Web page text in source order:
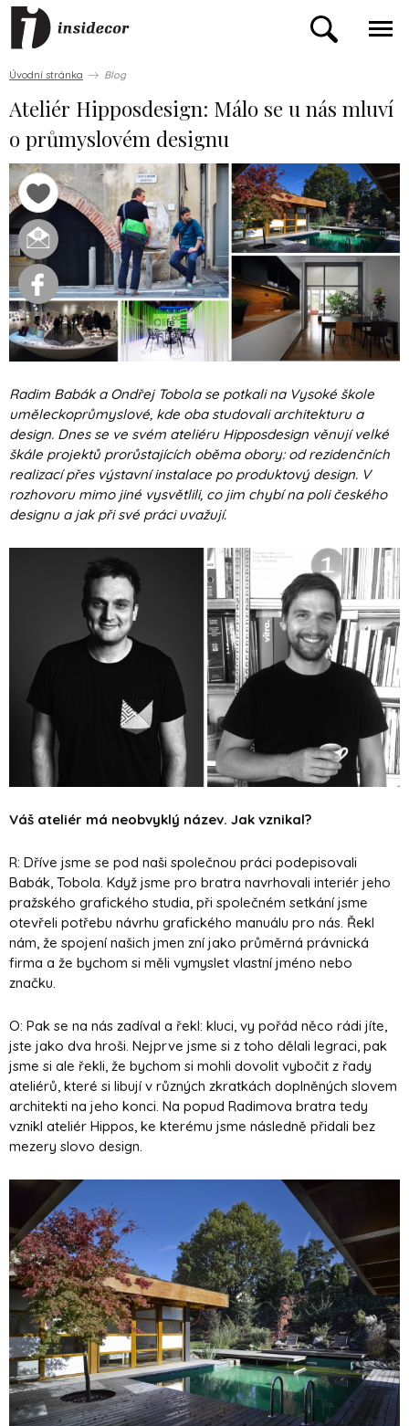
Úvodní stránka Blog
Ateliér Hipposdesign: Málo se u nás mluví
o průmyslovém designu
Radim Babák a Ondřej Tobola se potkali na Vysoké škole
uměleckoprůmyslové, kde oba studovali architekturu a
design. Dnes se ve svém ateliéru Hipposdesign věnují velké
škále projektů prorůstajících oběma obory: od rezidenčních
realizací přes výstavní instalace po produktový design. V
rozhovoru mimo jiné vysvětlili, co jim chybí na poli českého
designu a jak při své práci uvažují.
Váš ateliér má neobvyklý název. Jak vznikal?
R: Dříve jsme se pod naši společnou práci podepisovali
Babák, Tobola. Když jsme pro bratra navrhovali interiér jeho
pražského grafického studia, při společném setkání jsme
otevřeli potřebu návrhu grafického manuálu pro nás. Řekl
nám, že spojení našich jmen zní jako průměrná právnická
firma a že bychom si měli vymyslet vlastní jméno nebo
značku.
O: Pak se na nás zadíval a řekl: kluci, vy pořád něco rádi jíte,
jste jako dva hroši. Nejprve jsme si z toho dělali legraci, pak
jsme si ale řekli, že bychom si mohli dovolit vybočit z řady
ateliérů, které si libují v různých zkratkách doplněných slovem
architekti na jeho konci. Na popud Radimova bratra tedy
vznikl ateliér Hippos, ke kterému jsme následně přidali bez
mezery slovo design.